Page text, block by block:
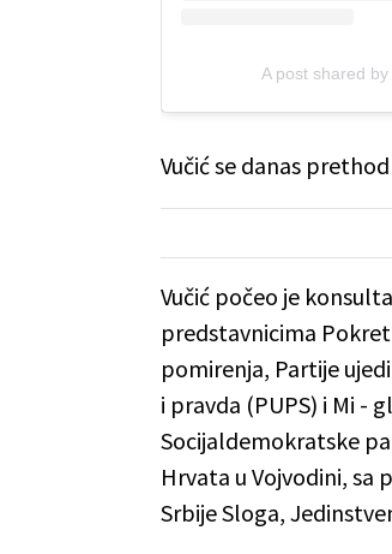
A post shared
Vučić se danas
Vučić počeo je
predstavnicima
pomirenja, Partije
i pravda (PUPS) i Mi -
Socijaldemokratske
Hrvata u Vojvodini, sa
Srbije Sloga,